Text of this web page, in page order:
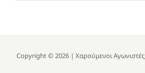
Copyright © 2026 | Χαρούμενοι Αγωνιστές